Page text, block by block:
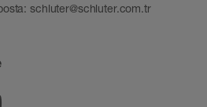
schluter@schluter.com.tr